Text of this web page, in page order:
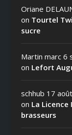
Oriane
on Tourtel
sucre
Martin marc 6
on Lefort
schhub 17
on La Licence
brasseurs